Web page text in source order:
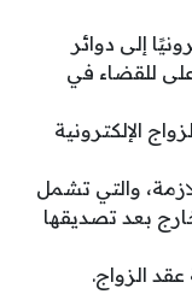
إلى دوائر
للقضاء في
الإلكترونية
والتي تشمل
بعد تصديقها
الزواج.